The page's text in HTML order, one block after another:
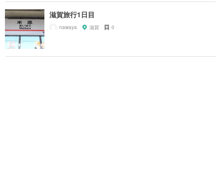
滋賀旅行1日目
nawaya 滋賀 0